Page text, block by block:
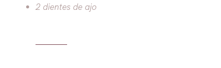
2 dientes de ajo